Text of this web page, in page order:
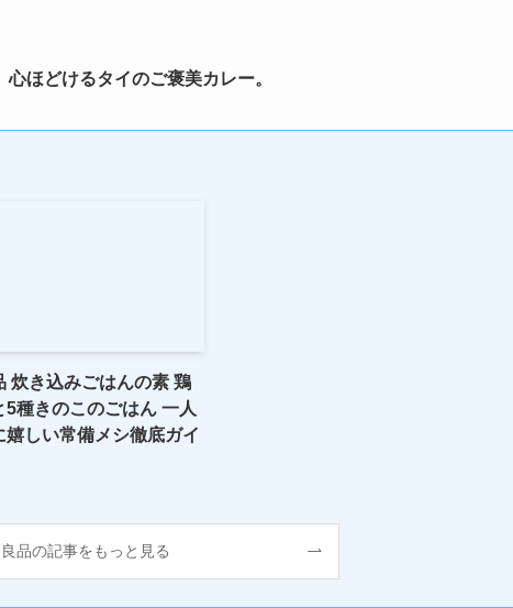
ほどけるタイのご褒美カレー。
炊き込みごはんの素 鶏
5種きのこのごはん 一人
嬉しい常備メシ徹底ガイ
品の記事をもっと見る